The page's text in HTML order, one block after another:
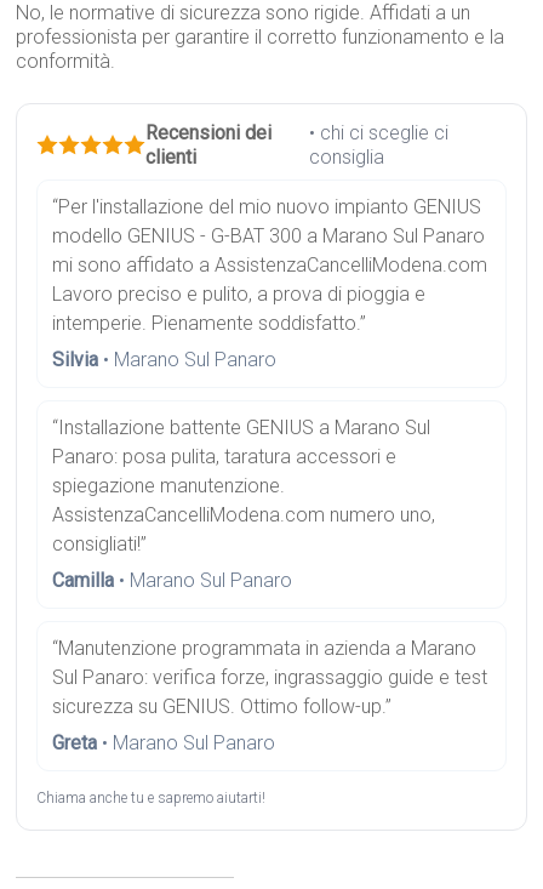
No, le normative di sicurezza sono rigide. Affidati a un
professionista per garantire il corretto funzionamento e la
conformità.
Recensioni dei
clienti
• chi ci sceglie ci
consiglia
“Per l'installazione del mio nuovo impianto GENIUS
modello GENIUS - G-BAT 300 a Marano Sul Panaro
mi sono affidato a AssistenzaCancelliModena.com
Lavoro preciso e pulito, a prova di pioggia e
intemperie. Pienamente soddisfatto.”
Silvia • Marano Sul Panaro
“Installazione battente GENIUS a Marano Sul
Panaro: posa pulita, taratura accessori e
spiegazione manutenzione.
AssistenzaCancelliModena.com numero uno,
consigliati!”
Camilla • Marano Sul Panaro
“Manutenzione programmata in azienda a Marano
Sul Panaro: verifica forze, ingrassaggio guide e test
sicurezza su GENIUS. Ottimo follow-up.”
Greta • Marano Sul Panaro
Chiama anche tu e sapremo aiutarti!